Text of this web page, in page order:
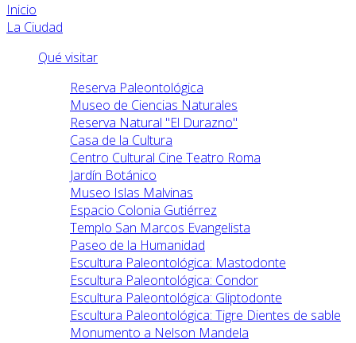
Inicio
La Ciudad
Qué visitar
Reserva Paleontológica
Museo de Ciencias Naturales
Reserva Natural "El Durazno"
Casa de la Cultura
Centro Cultural Cine Teatro Roma
Jardín Botánico
Museo Islas Malvinas
Espacio Colonia Gutiérrez
Templo San Marcos Evangelista
Paseo de la Humanidad
Escultura Paleontológica: Mastodonte
Escultura Paleontológica: Condor
Escultura Paleontológica: Gliptodonte
Escultura Paleontológica: Tigre Dientes de sable
Monumento a Nelson Mandela